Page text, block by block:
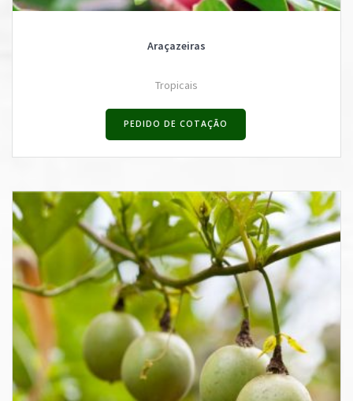
Araçazeiras
Tropicais
PEDIDO DE COTAÇÃO